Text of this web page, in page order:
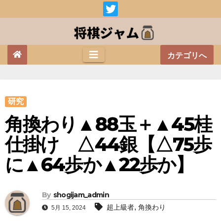
カテゴリへ
研究
角換わり▲88玉＋▲45桂
仕掛け △44銀【△75歩
に▲64歩か▲22歩か】
By shogijam_admin
5月 15, 2024 超上級者, 角換わり